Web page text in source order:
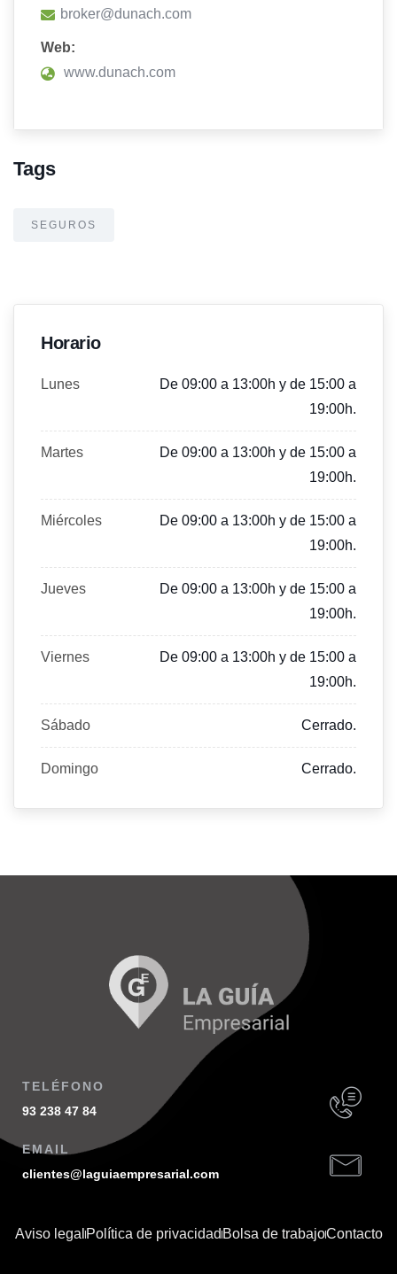
broker@dunach.com
Web:
www.dunach.com
Tags
SEGUROS
Horario
Lunes
De 09:00 a 13:00h y de 15:00 a
19:00h.
Martes
De 09:00 a 13:00h y de 15:00 a
19:00h.
Miércoles
De 09:00 a 13:00h y de 15:00 a
19:00h.
Jueves
De 09:00 a 13:00h y de 15:00 a
19:00h.
Viernes
De 09:00 a 13:00h y de 15:00 a
19:00h.
Sábado Cerrado.
Domingo Cerrado.
TELÉFONO
93 238 47 84
EMAIL
clientes@laguiaempresarial.com
Aviso legal Política de privacidadBolsa de trabajoContacto